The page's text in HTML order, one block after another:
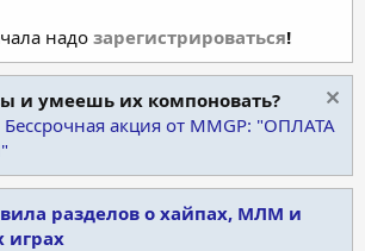
надо зарегистрироваться!
и умеешь их компоновать?
Бессрочная акция от MMGP: "ОПЛАТА
разделов о хайпах, МЛМ и
играх